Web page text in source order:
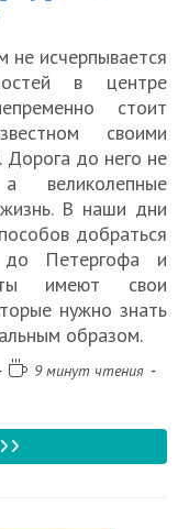
не исчерпывается
в центре
стоит
своими
до него не
великолепные
В наши дни
добраться
до Петергофа и
имеют свои
нужно знать
образом.
Время9 минут чтения